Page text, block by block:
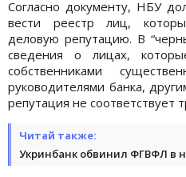
Согласно документу, НБУ
вести реестр лиц,
деловую репутацию. В
сведения о лицах,
собственниками
руководителями банка,
репутация не соответствует
Читай также:
Укринбанк обвинил ФГВФЛ в